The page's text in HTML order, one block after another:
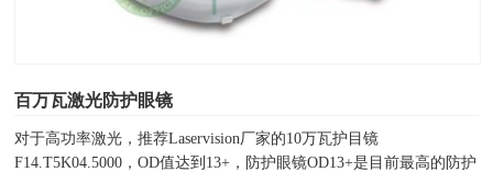
百万瓦激光防护眼镜
对于高功率激光，推荐Laservision厂家的10万瓦护目镜
F14.T5K04.5000，OD值达到13+，防护眼镜OD13+是目前最高的防护